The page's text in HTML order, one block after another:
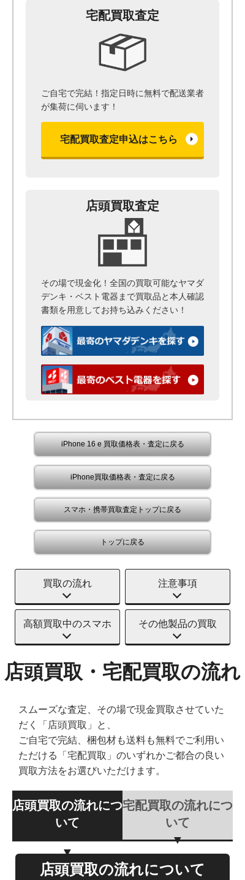
宅配買取査定
ご自宅で完結！指定日時に無料で配送業者
が集荷に伺います！
宅配買取査定申込はこちら
店頭買取査定
その場で現金化！全国の買取可能なヤマダ
デンキ・ベスト電器まで買取品と本人確認
書類を用意してお持ち込みください！
iPhone 16 e 買取価格表・査定に戻る
iPhone買取価格表・査定に戻る
スマホ・携帯買取査定トップに戻る
トップに戻る
買取の流れ 注意事項
高額買取中のスマホ その他製品の買取
店頭買取・宅配買取の流れ
スムーズな査定、その場で現金買取させていた
だく「店頭買取」と、
ご自宅で完結、梱包材も送料も無料でご利用い
ただける「宅配買取」のいずれかご都合の良い
買取方法をお選びいただけます。
店頭買取の流れにつ
いて
宅配買取の流れにつ
いて
店頭買取の流れについて